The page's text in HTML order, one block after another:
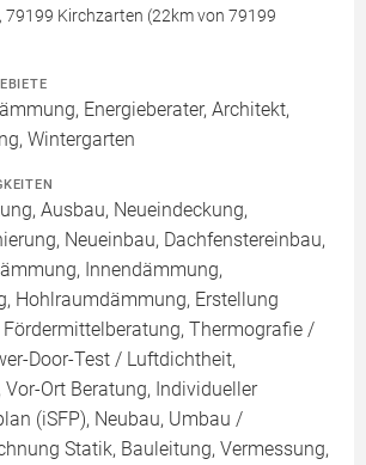
79199 Kirchzarten (22km von 79199
Energieberater, Architekt,
Wintergarten
Ausbau, Neueindeckung,
Neueinbau, Dachfenstereinbau,
Innendämmung,
Hohlraumdämmung, Erstellung
Fördermittelberatung, Thermografie /
Door-Test / Luftdichtheit,
Vor-Ort Beratung, Individueller
(iSFP), Neubau, Umbau /
Statik, Bauleitung, Vermessung,